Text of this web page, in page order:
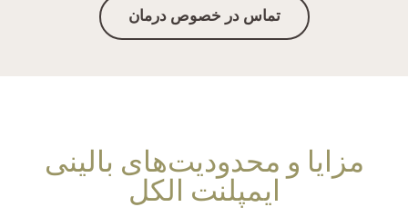
تماس در خصوص درمان
مزایا و محدودیت‌های بالینی
ایمپلنت الکل